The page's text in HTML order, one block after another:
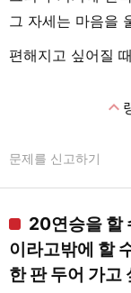
그 자세는 마음을
편해지고 싶어질
expand_less
문제를 신고하기
20연승을 할
이라고밖에 할
한 판 두어 가고